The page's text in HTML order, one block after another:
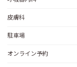
皮膚科
駐車場
オンライン予約